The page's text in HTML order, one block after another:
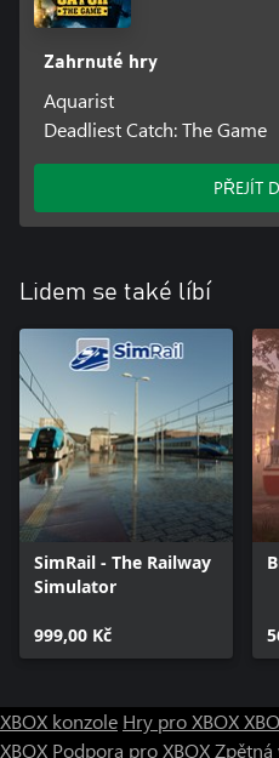
Zahrnuté hry
Aquarist
Deadliest Catch: The Game
PŘEJÍT
Lidem se také líbí
SimRail - The Railway
Simulator
999,00 Kč
XBOX konzole Hry pro XBOX
XBOX Podpora pro XBOXZpětná